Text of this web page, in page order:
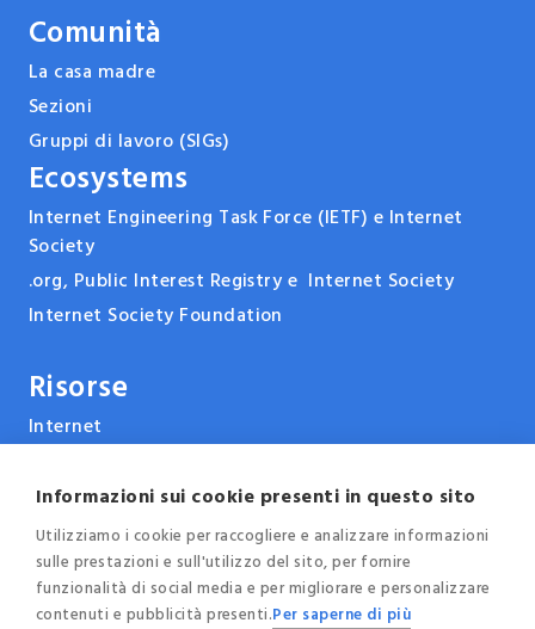
Comunità
La casa madre
Sezioni
Gruppi di lavoro (SIGs)
Ecosystems
Internet Engineering Task Force (IETF) e Internet
Society
.org, Public Interest Registry e Internet Society
Internet Society Foundation
Risorse
Internet
Tecnologie
Report, pubblicazioni e documenti
Eventi e conferenze
News
Informazioni sui cookie presenti in questo sito
Utilizziamo i cookie per raccogliere e analizzare informazioni
sulle prestazioni e sull'utilizzo del sito, per fornire
funzionalità di social media e per migliorare e personalizzare
contenuti e pubblicità presenti.Per saperne di più